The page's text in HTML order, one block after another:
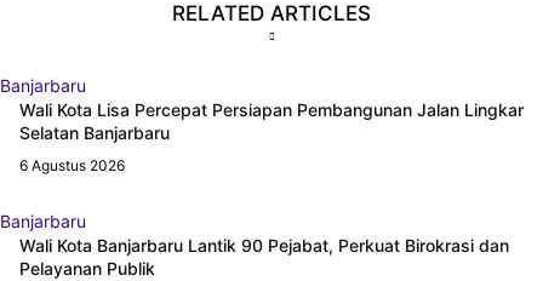
RELATED ARTICLES
Banjarbaru
Wali Kota Lisa Percepat Persiapan Pembangunan Jalan Lingkar
Selatan Banjarbaru
6 Agustus 2026
Banjarbaru
Wali Kota Banjarbaru Lantik 90 Pejabat, Perkuat Birokrasi dan
Pelayanan Publik